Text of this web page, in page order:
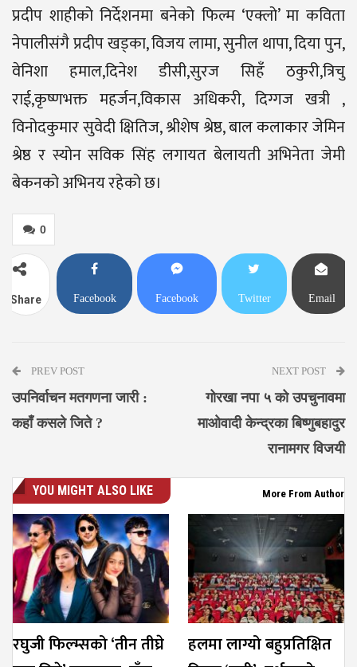
प्रदीप शाहीको निर्देशनमा बनेको फिल्म ‘एक्लो’ मा कविता
नेपालीसंगै प्रदीप खड्का, विजय लामा, सुनील थापा, दिया पुन,
वेनिशा हमाल,दिनेश डीसी,सुरज सिहँ ठकुरी,त्रिचु
राई,कृष्णभक्त महर्जन,विकास अधिकरी, दिग्गज खत्री ,
विनोदकुमार सुवेदी क्षितिज, श्रीशेष श्रेष्ठ, बाल कलाकार जेमिन
श्रेष्ठ र स्योन सविक सिंह लगायत बेलायती अभिनेता जेमी
बेकनको अभिनय रहेको छ।
0
Share Facebook Facebook Twitter Email
PREV POST
उपनिर्वाचन मतगणना जारी :
कहाँ कसले जिते ?
NEXT POST
गोरखा नपा ५ को उपचुनावमा
माओवादी केन्द्रका बिष्णुबहादुर
रानामगर विजयी
YOU MIGHT ALSO LIKE More From Author
रघुजी फिल्म्सको ‘तीन तीघ्रे
हलमा लाग्यो बहुप्रतिक्षित